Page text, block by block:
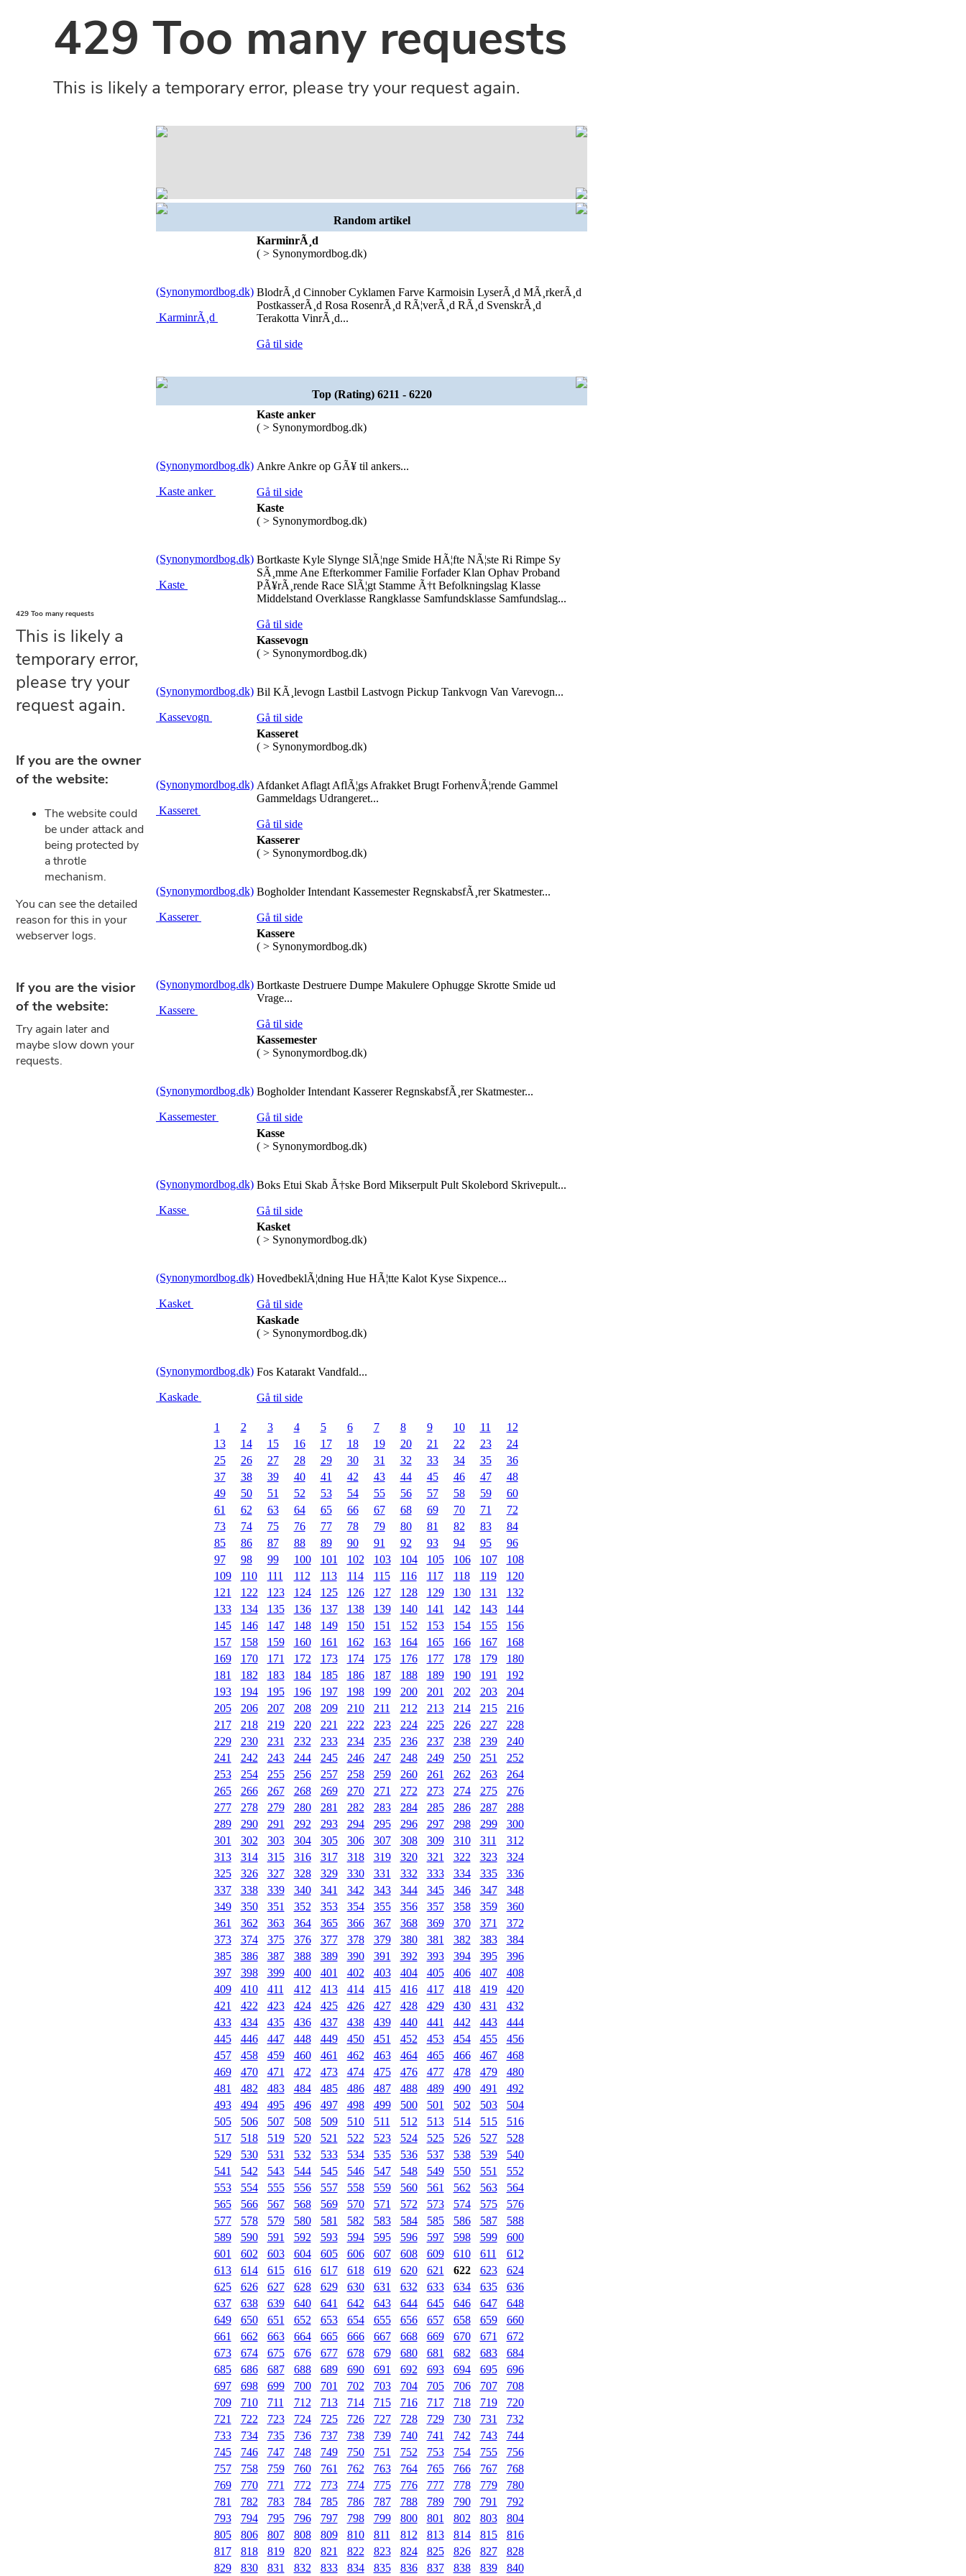
Random artikel
(Synonymordbog.dk)
KarminrÃ¸d
KarminrÃ¸d
( > Synonymordbog.dk)
BlodrÃ¸d Cinnober Cyklamen Farve Karmoisin LyserÃ¸d MÃ¸rkerÃ¸d
PostkasserÃ¸d Rosa RosenrÃ¸d RÃ¦verÃ¸d RÃ¸d SvenskrÃ¸d
Terakotta VinrÃ¸d...
Gå til side
Top (Rating) 6211 - 6220
(Synonymordbog.dk)
Kaste anker
Kaste anker
( > Synonymordbog.dk)
Ankre Ankre op GÃ¥ til ankers...
Gå til side
(Synonymordbog.dk)
Kaste
Kaste
( > Synonymordbog.dk)
Bortkaste Kyle Slynge SlÃ¦nge Smide HÃ¦fte NÃ¦ste Ri Rimpe Sy
SÃ¸mme Ane Efterkommer Familie Forfader Klan Ophav Proband
PÃ¥rÃ¸rende Race SlÃ¦gt Stamme Ã†t Befolkningslag Klasse
Middelstand Overklasse Rangklasse Samfundsklasse Samfundslag...
Gå til side
(Synonymordbog.dk)
Kassevogn
Kassevogn
( > Synonymordbog.dk)
Bil KÃ¸levogn Lastbil Lastvogn Pickup Tankvogn Van Varevogn...
Gå til side
(Synonymordbog.dk)
Kasseret
Kasseret
( > Synonymordbog.dk)
Afdanket Aflagt AflÃ¦gs Afrakket Brugt ForhenvÃ¦rende Gammel
Gammeldags Udrangeret...
Gå til side
(Synonymordbog.dk)
Kasserer
Kasserer
( > Synonymordbog.dk)
Bogholder Intendant Kassemester RegnskabsfÃ¸rer Skatmester...
Gå til side
(Synonymordbog.dk)
Kassere
Kassere
( > Synonymordbog.dk)
Bortkaste Destruere Dumpe Makulere Ophugge Skrotte Smide ud
Vrage...
Gå til side
(Synonymordbog.dk)
Kassemester
Kassemester
( > Synonymordbog.dk)
Bogholder Intendant Kasserer RegnskabsfÃ¸rer Skatmester...
Gå til side
(Synonymordbog.dk)
Kasse
Kasse
( > Synonymordbog.dk)
Boks Etui Skab Ã†ske Bord Mikserpult Pult Skolebord Skrivepult...
Gå til side
(Synonymordbog.dk)
Kasket
Kasket
( > Synonymordbog.dk)
HovedbeklÃ¦dning Hue HÃ¦tte Kalot Kyse Sixpence...
Gå til side
(Synonymordbog.dk)
Kaskade
Kaskade
( > Synonymordbog.dk)
Fos Katarakt Vandfald...
Gå til side
1 2 3 4 5 6 7 8 9 10 11
12
13
14 15 16 17 18 19 20 21 22 23
24
25
26 27 28 29 30 31 32 33 34 35
36
37
38 39 40 41 42 43 44 45 46 47
48
49
50 51 52 53 54 55 56 57 58 59
60
61
62 63 64 65 66 67 68 69 70 71
72
73
74 75 76 77 78 79 80 81 82 83
84
85
86 87 88 89 90 91 92 93 94 95
96
97
98 99 100 101 102 103 104 105 106 107
108
109
110 111 112 113 114 115 116 117 118 119
120
121
122 123 124 125 126 127 128 129 130 131
132
133
134 135 136 137 138 139 140 141 142 143
144
145
146 147 148 149 150 151 152 153 154 155
156
157
158 159 160 161 162 163 164 165 166 167
168
169
170 171 172 173 174 175 176 177 178 179
180
181
182 183 184 185 186 187 188 189 190 191
192
193
194 195 196 197 198 199 200 201 202 203
204
205
206 207 208 209 210 211 212 213 214 215
216
217
218 219 220 221 222 223 224 225 226 227
228
229
230 231 232 233 234 235 236 237 238 239
240
241
242 243 244 245 246 247 248 249 250 251
252
253
254 255 256 257 258 259 260 261 262 263
264
265
266 267 268 269 270 271 272 273 274 275
276
277
278 279 280 281 282 283 284 285 286 287
288
289
290 291 292 293 294 295 296 297 298 299
300
301
302 303 304 305 306 307 308 309 310 311
312
313
314 315 316 317 318 319 320 321 322 323
324
325
326 327 328 329 330 331 332 333 334 335
336
337
338 339 340 341 342 343 344 345 346 347
348
349
350 351 352 353 354 355 356 357 358 359
360
361
362 363 364 365 366 367 368 369 370 371
372
373
374 375 376 377 378 379 380 381 382 383
384
385
386 387 388 389 390 391 392 393 394 395
396
397
398 399 400 401 402 403 404 405 406 407
408
409
410 411 412 413 414 415 416 417 418 419
420
421
422 423 424 425 426 427 428 429 430 431
432
433
434 435 436 437 438 439 440 441 442 443
444
445
446 447 448 449 450 451 452 453 454 455
456
457
458 459 460 461 462 463 464 465 466 467
468
469
470 471 472 473 474 475 476 477 478 479
480
481
482 483 484 485 486 487 488 489 490 491
492
493
494 495 496 497 498 499 500 501 502 503
504
505
506 507 508 509 510 511 512 513 514 515
516
517
518 519 520 521 522 523 524 525 526 527
528
529
530 531 532 533 534 535 536 537 538 539
540
541
542 543 544 545 546 547 548 549 550 551
552
553
554 555 556 557 558 559 560 561 562 563
564
565
566 567 568 569 570 571 572 573 574 575
576
577
578 579 580 581 582 583 584 585 586 587
588
589
590 591 592 593 594 595 596 597 598 599
600
601
602 603 604 605 606 607 608 609 610 611
612
613
614 615 616 617 618 619 620 621 622 623
624
625
626 627 628 629 630 631 632 633 634 635
636
637
638 639 640 641 642 643 644 645 646 647
648
649
650 651 652 653 654 655 656 657 658 659
660
661
662 663 664 665 666 667 668 669 670 671
672
673
674 675 676 677 678 679 680 681 682 683
684
685
686 687 688 689 690 691 692 693 694 695
696
697
698 699 700 701 702 703 704 705 706 707
708
709
710 711 712 713 714 715 716 717 718 719
720
721
722 723 724 725 726 727 728 729 730 731
732
733
734 735 736 737 738 739 740 741 742 743
744
745
746 747 748 749 750 751 752 753 754 755
756
757
758 759 760 761 762 763 764 765 766 767
768
769
770 771 772 773 774 775 776 777 778 779
780
781
782 783 784 785 786 787 788 789 790 791
792
793
794 795 796 797 798 799 800 801 802 803
804
805
806 807 808 809 810 811 812 813 814 815
816
817
818 819 820 821 822 823 824 825 826 827
828
829
830 831 832 833 834 835 836 837 838 839 840